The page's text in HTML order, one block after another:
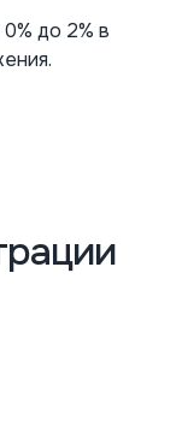
до 2% в